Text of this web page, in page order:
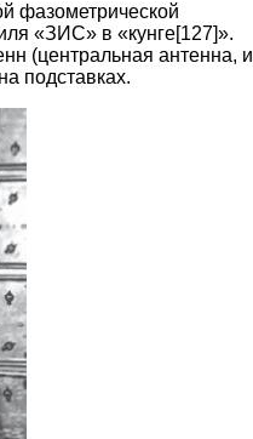
фазометрической
«ЗИС» в «кунге[127]».
(центральная антенна, и
подставках.